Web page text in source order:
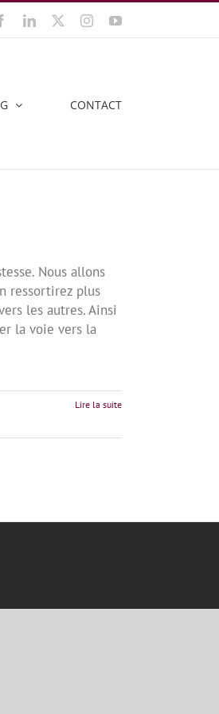
FacebookLinkedIn InstagramYouTube
CONTACT
Nous allons
ressortirez plus
les autres. Ainsi
la voie vers la
Lire la suite